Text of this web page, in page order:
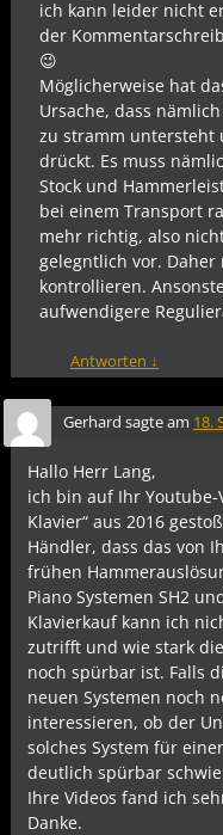
ich kann leider nicht
der
😉
Möglicherweise hat
Ursache, dass
zu stramm untersteht
drückt. Es muss
Stock und
bei einem Transport
mehr richtig, also
gelegntlich vor.
kontrollieren.
aufwendigere
Antworten ↓
Gerhard sagte am 18.
Hallo Herr Lang,
ich bin auf Ihr Youtube-
Klavier“ aus 2016
Händler, dass das von
frühen
Piano Systemen SH2
Klavierkauf kann ich
zutrifft und wie stark
noch spürbar ist. Falls
neuen Systemen noch
interessieren, ob der
solches System für
deutlich spürbar
Ihre Videos fand ich
Danke.